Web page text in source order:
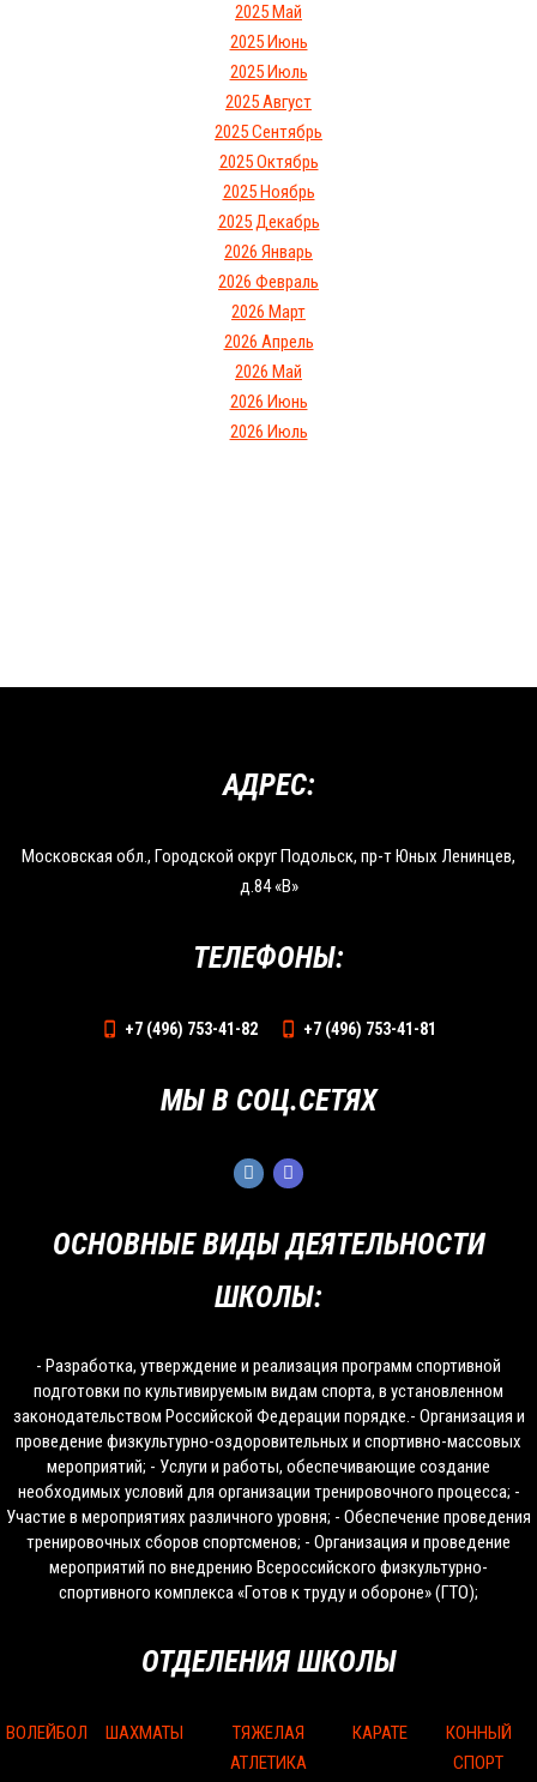
2025 Май
2025 Июнь
2025 Июль
2025 Август
2025 Сентябрь
2025 Октябрь
2025 Ноябрь
2025 Декабрь
2026 Январь
2026 Февраль
2026 Март
2026 Апрель
2026 Май
2026 Июнь
2026 Июль
ОСНОВНЫЕ ВИДЫ ДЕЯТЕЛЬНОСТИ
ШКОЛЫ:
- Разработка, утверждение и реализация программ спортивной
подготовки по культивируемым видам спорта, в установленном
законодательством Российской Федерации порядке.- Организация и
проведение физкультурно-оздоровительных и спортивно-массовых
мероприятий; - Услуги и работы, обеспечивающие создание
необходимых условий для организации тренировочного процесса; -
Участие в мероприятиях различного уровня; - Обеспечение проведения
тренировочных сборов спортсменов; - Организация и проведение
мероприятий по внедрению Всероссийского физкультурно-
спортивного комплекса «Готов к труду и обороне» (ГТО);
ОТДЕЛЕНИЯ ШКОЛЫ
ВОЛЕЙБОЛ ШАХМАТЫ
ТЯЖЕЛАЯ
АТЛЕТИКА
КАРАТЕ
КОННЫЙ
СПОРТ
АДРЕС:
Московская обл., Городской округ Подольск, пр-т Юных Ленинцев,
д.84 «В»
ТЕЛЕФОНЫ:
+7 (496) 753-41-82 +7 (496) 753-41-81
МЫ В СОЦ.СЕТЯХ